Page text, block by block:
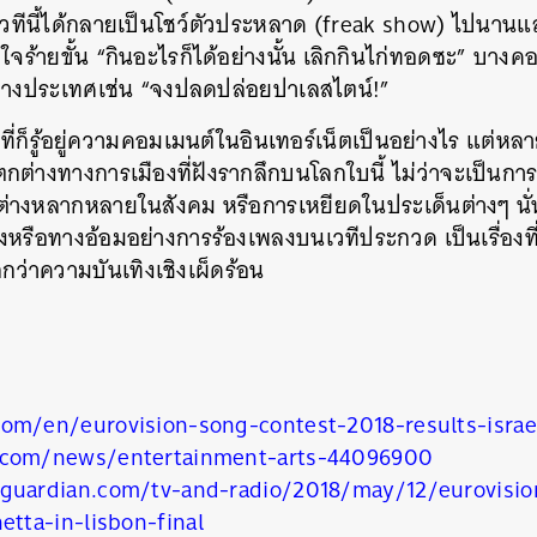
วทีนี้ได้กลายเป็นโชว์ตัวประหลาด (freak show) ไปนาน
จร้ายขั้น “กินอะไรก็ได้อย่างนั้น เลิกกินไก่ทอดซะ” บาง
งประเทศเช่น “จงปลดปล่อยปาเลสไตน์!”
ก็รู้อยู่ความคอมเมนต์ในอินเทอร์เน็ตเป็นอย่างไร แต่ห
างทางการเมืองที่ฝังรากลึกบนโลกใบนี้ ไม่ว่าจะเป็นกา
งหลากหลายในสังคม หรือการเหยียดในประเด็นต่างๆ
รือทางอ้อมอย่างการร้องเพลงบนเวทีประกวด เป็นเรื่อง
าความบันเทิงเชิงเผ็ดร้อน
en/eurovision-song-contest-2018-results-
news/entertainment-arts-44096900
tv-and-radio/2018/may/12/
in-lisbon-final